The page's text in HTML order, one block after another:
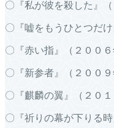
〇『私が彼を殺した』（
〇『嘘をもうひとつだ
〇『赤い指』（２００６
〇『新参者』（２００９
〇『麒麟の翼』（２０１
〇『祈りの幕が下りる